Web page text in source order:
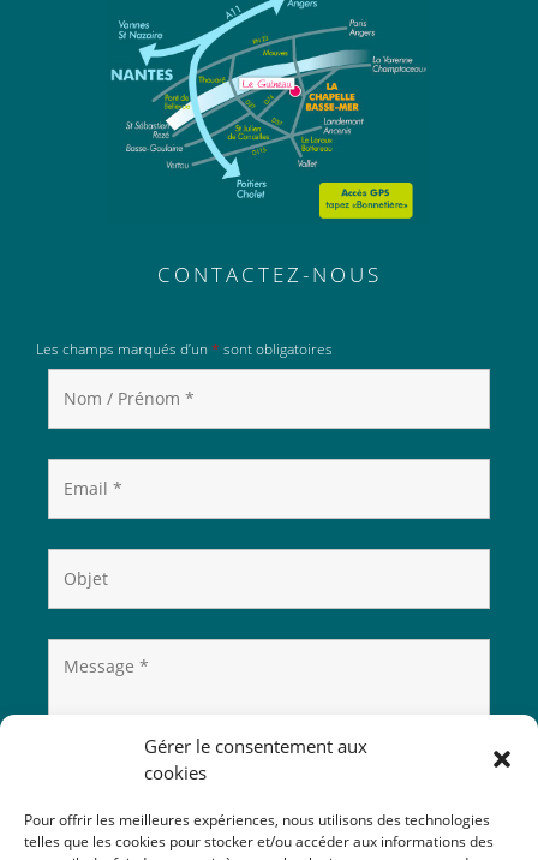
Gérer le consentement aux
cookies
Pour offrir les meilleures expériences, nous utilisons des technologies
telles que les cookies pour stocker et/ou accéder aux informations des
CONTACTEZ-NOUS
Les champs marqués d’un * sont obligatoires